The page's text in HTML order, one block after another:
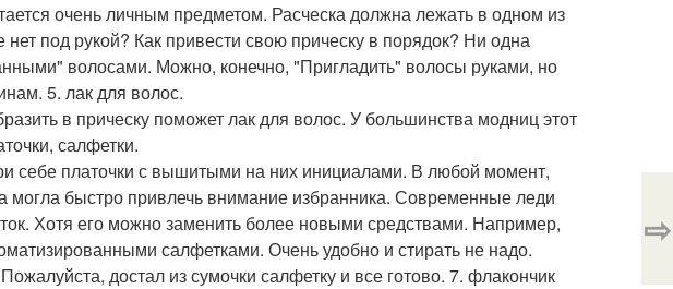
очень личным предметом. Расческа должна лежать в одном из
под рукой? Как привести свою прическу в порядок? Ни одна
волосами. Можно, конечно, "Пригладить" волосы руками, но
5. лак для волос.
в прическу поможет лак для волос. У большинства модниц этот
салфетки.
себе платочки с вышитыми на них инициалами. В любой момент,
быстро привлечь внимание избранника. Современные леди
Хотя его можно заменить более новыми средствами. Например,
салфетками. Очень удобно и стирать не надо.
достал из сумочки салфетку и все готово. 7. флакончик
⇨